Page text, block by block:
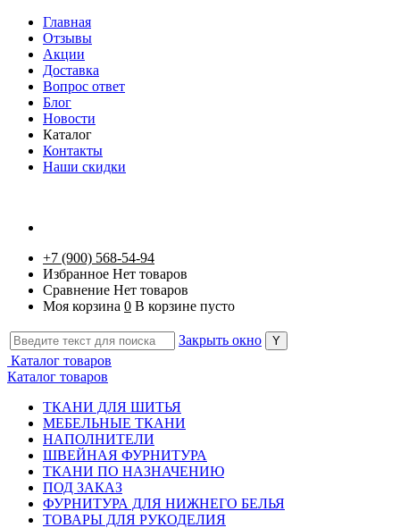
Главная
Отзывы
Акции
Доставка
Вопрос ответ
Блог
Новости
Каталог
Контакты
Наши скидки
+7 (900) 568-54-94
Избранное Нет товаров
Сравнение Нет товаров
Моя корзина 0 В корзине пусто
Закрыть окно
Каталог товаров
Каталог товаров
ТКАНИ ДЛЯ ШИТЬЯ
МЕБЕЛЬНЫЕ ТКАНИ
НАПОЛНИТЕЛИ
ШВЕЙНАЯ ФУРНИТУРА
ТКАНИ ПО НАЗНАЧЕНИЮ
ПОД ЗАКАЗ
ФУРНИТУРА ДЛЯ НИЖНЕГО БЕЛЬЯ
ТОВАРЫ ДЛЯ РУКОДЕЛИЯ